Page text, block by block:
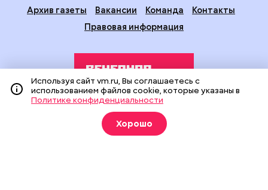
Архив газеты
Вакансии Команда
Контакты
Правовая информация
Издание создано при финансовой поддержке Департамента
средств массовой информации и рекламы города Москвы.
На сайте применяются рекомендательные технологии
Используя сайт vm.ru, Вы соглашаетесь с
использованием файлов cookie, которые указаны в
Политике конфиденциальности
Хорошо